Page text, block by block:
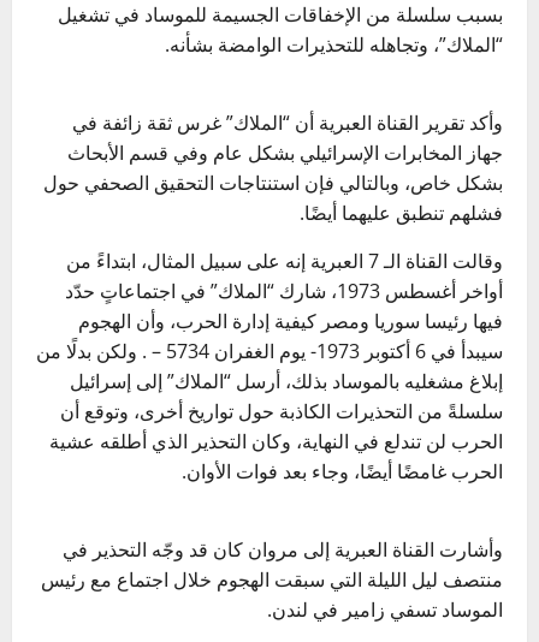
بسبب سلسلة من الإخفاقات الجسيمة للموساد في تشغيل
“الملاك”، وتجاهله للتحذيرات الوامضة بشأنه.
وأكد تقرير القناة العبرية أن “الملاك” غرس ثقة زائفة في
جهاز المخابرات الإسرائيلي بشكل عام وفي قسم الأبحاث
بشكل خاص، وبالتالي فإن استنتاجات التحقيق الصحفي حول
فشلهم تنطبق عليهما أيضًا.
وقالت القناة الـ 7 العبرية إنه على سبيل المثال، ابتداءً من
أواخر أغسطس 1973، شارك “الملاك” في اجتماعاتٍ حدّد
فيها رئيسا سوريا ومصر كيفية إدارة الحرب، وأن الهجوم
سيبدأ في 6 أكتوبر 1973- يوم الغفران 5734 – . ولكن بدلًا من
إبلاغ مشغليه بالموساد بذلك، أرسل “الملاك” إلى إسرائيل
سلسلةً من التحذيرات الكاذبة حول تواريخ أخرى، وتوقع أن
الحرب لن تندلع في النهاية، وكان التحذير الذي أطلقه عشية
الحرب غامضًا أيضًا، وجاء بعد فوات الأوان.
وأشارت القناة العبرية إلى مروان كان قد وجّه التحذير في
منتصف ليل الليلة التي سبقت الهجوم خلال اجتماع مع رئيس
الموساد تسفي زامير في لندن.